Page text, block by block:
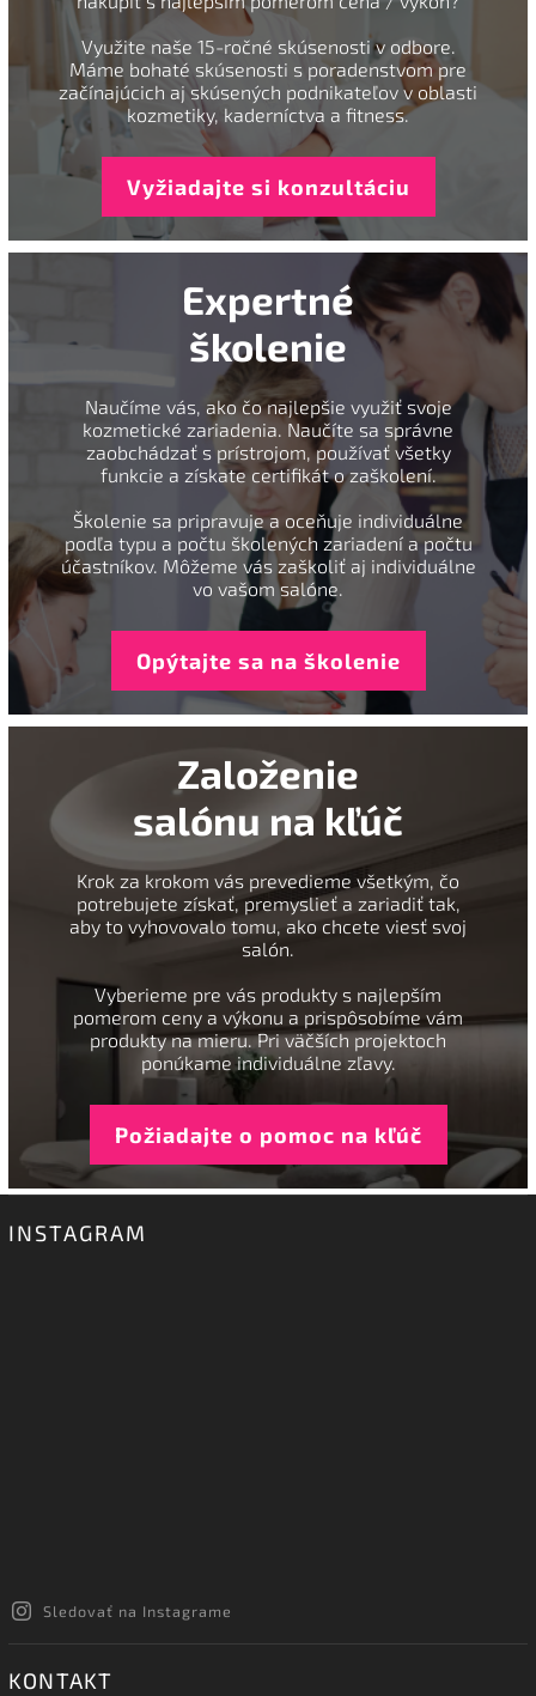
Využite naše 15-ročné skúsenosti v odbore.
Máme bohaté skúsenosti s poradenstvom pre
začínajúcich aj skúsených podnikateľov v oblasti
kozmetiky, kaderníctva a fitness.
Vyžiadajte si konzultáciu
Expertné
školenie
Naučíme vás, ako čo najlepšie využiť svoje
kozmetické zariadenia. Naučíte sa správne
zaobchádzať s prístrojom, používať všetky
funkcie a získate certifikát o zaškolení.
Školenie sa pripravuje a oceňuje individuálne
podľa typu a počtu školených zariadení a počtu
účastníkov. Môžeme vás zaškoliť aj individuálne
vo vašom salóne.
Opýtajte sa na školenie
Založenie
salónu na kľúč
Krok za krokom vás prevedieme všetkým, čo
potrebujete získať, premyslieť a zariadiť tak,
aby to vyhovovalo tomu, ako chcete viesť svoj
salón.
Vyberieme pre vás produkty s najlepším
pomerom ceny a výkonu a prispôsobíme vám
produkty na mieru. Pri väčších projektoch
ponúkame individuálne zľavy.
Požiadajte o pomoc na kľúč
INSTAGRAM
Sledovať na Instagrame
KONTAKT